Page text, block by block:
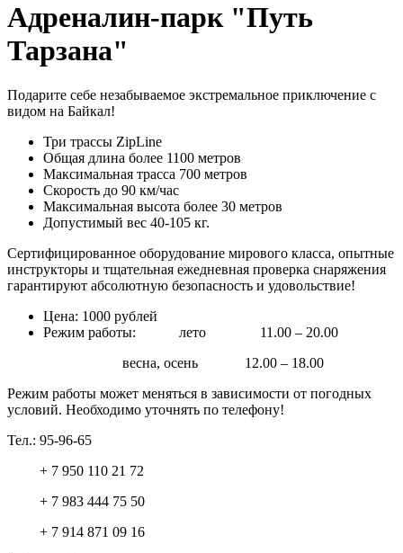
Адреналин-парк "Путь
Тарзана"
Подарите себе незабываемое экстремальное приключение с
видом на Байкал!
Три трассы ZipLine
Общая длина более 1100 метров
Максимальная трасса 700 метров
Скорость до 90 км/час
Максимальная высота более 30 метров
Допустимый вес 40-105 кг.
Сертифицированное оборудование мирового класса, опытные
инструкторы и тщательная ежедневная проверка снаряжения
гарантируют абсолютную безопасность и удовольствие!
Цена: 1000 рублей
Режим работы: лето 11.00 – 20.00
весна, осень 12.00 – 18.00
Режим работы может меняться в зависимости от погодных
условий. Необходимо уточнять по телефону!
Тел.: 95-96-65
+ 7 950 110 21 72
+ 7 983 444 75 50
+ 7 914 871 09 16